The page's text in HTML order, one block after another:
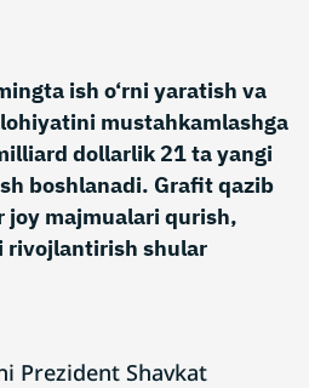
ish o‘rni yaratish va
mustahkamlashga
dollarlik 21 ta yangi
boshlanadi. Grafit qazib
joy majmualari qurish,
rivojlantirish shular
Prezident Shavkat